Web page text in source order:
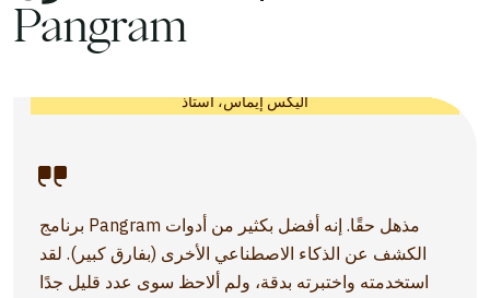
Pangram
أليكس إيماس، أستاذ
برنامج Pangram مذهل حقًا. إنه أفضل بكثير من أدوات
الكشف عن الذكاء الاصطناعي الأخرى (بفارق كبير). لقد
استخدمته واختبرته بدقة، ولم ألاحظ سوى عدد قليل جدًا